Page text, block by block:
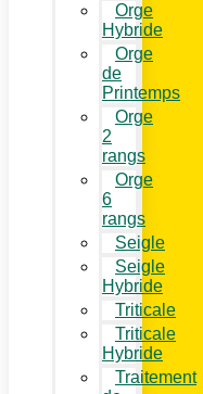
Orge
Hybride
Orge
de
Printemps
Orge
2
rangs
Orge
6
rangs
Seigle
Seigle
Hybride
Triticale
Triticale
Hybride
Traitement